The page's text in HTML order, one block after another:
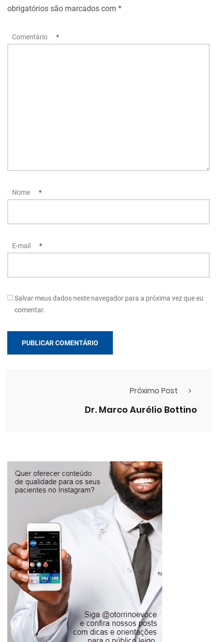
obrigatórios são marcados com *
Comentário *
Nome *
E-mail *
Salvar meus dados neste navegador para a próxima vez que eu
comentar.
Próximo Post
Dr. Marco Aurélio Bottino